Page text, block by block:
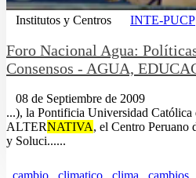
Institutos y Centros INTE-PUCP
Foro Nacional Agua:
Consensos - AGUA,
08 de Septiembre de 2009
...), la Pontificia Universidad
ALTERNATIVA, el Centro Peruano
y Soluci......